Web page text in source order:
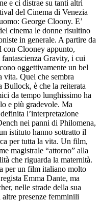
e ci distrae su tanti altri
del Cinema di Venezia
George Cloony. E’
cinema le donne risultino
in generale. A partire da
con Clooney appunto,
Gravity, i cui
oggettivamente un bel
vita. Quel che sembra
Bullock, è che la reiterata
da tempo lunghissimo ha
e più gradevole. Ma
l’interpretazione
nei panni di Philomena,
istituto hanno sottratto il
per tutta la vita. Un film,
magistrale “attorno” alla
che riguarda la maternità.
per un film italiano molto
Emma Dante, ma
nelle strade della sua
presenze femminili